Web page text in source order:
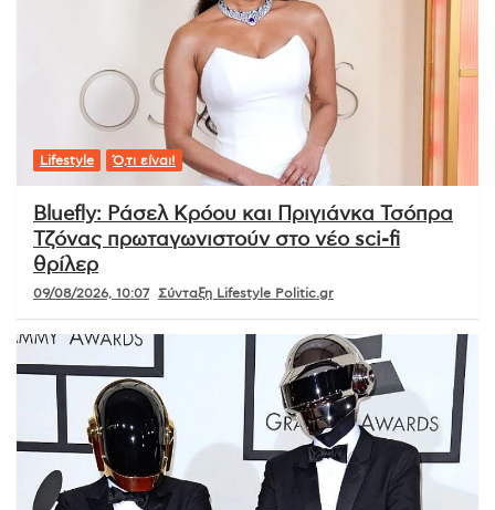
Lifestyle Ό,τι είναι!
Bluefly: Ράσελ Κρόου και Πριγιάνκα Τσόπρα
Τζόνας πρωταγωνιστούν στο νέο sci-fi
θρίλερ
09/08/2026, 10:07 Σύνταξη Lifestyle Politic.gr